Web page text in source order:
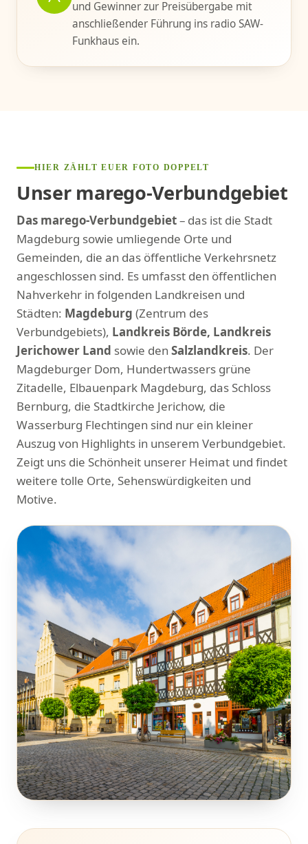
und Gewinner zur Preisübergabe mit
anschließender Führung ins radio SAW-
Funkhaus ein.
HIER ZÄHLT EUER FOTO DOPPELT
Unser marego-Verbundgebiet
Das marego-Verbundgebiet– das ist die Stadt
Magdeburg sowie umliegende Orte und
Gemeinden, die an das öffentliche Verkehrsnetz
angeschlossen sind. Es umfasst den öffentlichen
Nahverkehr in folgenden Landkreisen und
Städten: Magdeburg (Zentrum des
Verbundgebiets), Landkreis Börde, Landkreis
Jerichower Land sowie den Salzlandkreis. Der
Magdeburger Dom, Hundertwassers grüne
Zitadelle, Elbauenpark Magdeburg, das Schloss
Bernburg, die Stadtkirche Jerichow, die
Wasserburg Flechtingen sind nur ein kleiner
Auszug von Highlights in unserem Verbundgebiet.
Zeigt uns die Schönheit unserer Heimat und findet
weitere tolle Orte, Sehenswürdigkeiten und
Motive.